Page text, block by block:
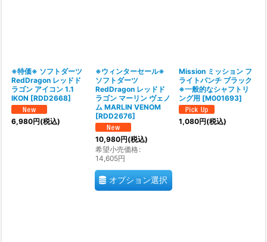
※特価※ ソフトダーツ
RedDragon レッドド
ラゴン アイコン 1.1
IKON [RDD2668]
6,980円(税込)
※ウィンターセール※
ソフトダーツ
RedDragon レッドド
ラゴン マーリン ヴェノ
ム MARLIN VENOM
[RDD2676]
10,980円(税込)
希望小売価格:
14,605円
オプション選択
Mission ミッション フ
ライトパンチ ブラック
※一般的なシャフトリ
ング用 [M001693]
1,080円(税込)